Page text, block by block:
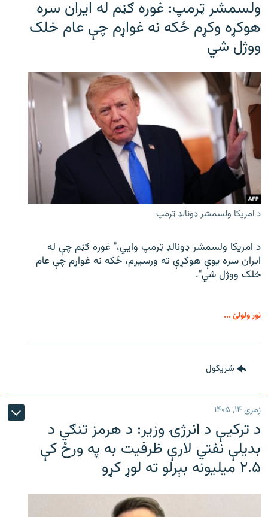
ولسمشر ټرمپ: غوره ګڼم له ایران سره
هوکړه وکړم ځکه نه غواړم چې عام خلک
ووژل شي
د امریکا ولسمشر ډونالډ ټرمپ
د امریکا ولسمشر ډونالډ ټرمپ وايي،" غوره ګڼم چې له
ایران سره یوې هوکړې ته ورسیږم، ځکه نه غواړم چې عام
خلک ووژل شي".
نور ولولئ ...
شريکول
زمری ۱۴, ۱۴۰۵
د ترکیې د انرژۍ وزیر: د هرمز تنګي د
بدیلې نفتي لارې ظرفیت به په ورځ کې
۲.۵ میلیونه بېرلو ته لوړ کړو